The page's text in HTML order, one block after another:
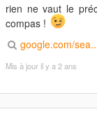
rien ne vaut le
compas !
google.com/
Mis à jouril y a 2 ans